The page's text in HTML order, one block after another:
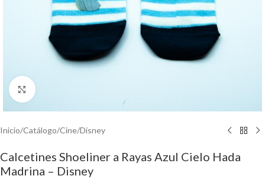
Click to enlarge
Inicio/Catálogo/Cine/Disney
Calcetines Shoeliner a Rayas Azul Cielo Hada
Madrina – Disney